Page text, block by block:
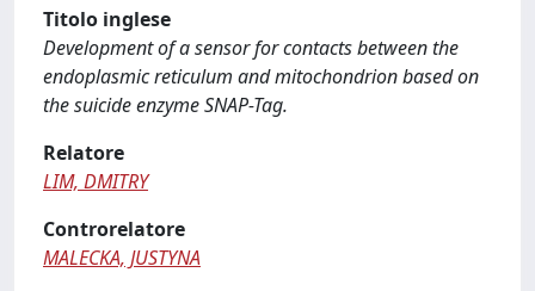
Titolo inglese
Development of a sensor for contacts between the
endoplasmic reticulum and mitochondrion based on
the suicide enzyme SNAP-Tag.
Relatore
LIM, DMITRY
Controrelatore
MALECKA, JUSTYNA